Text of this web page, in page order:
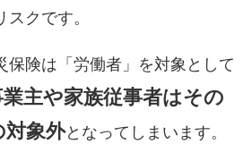
クです。
保険は「労働者」を対象として
主や家族従事者はその
対象外となってしまいます。